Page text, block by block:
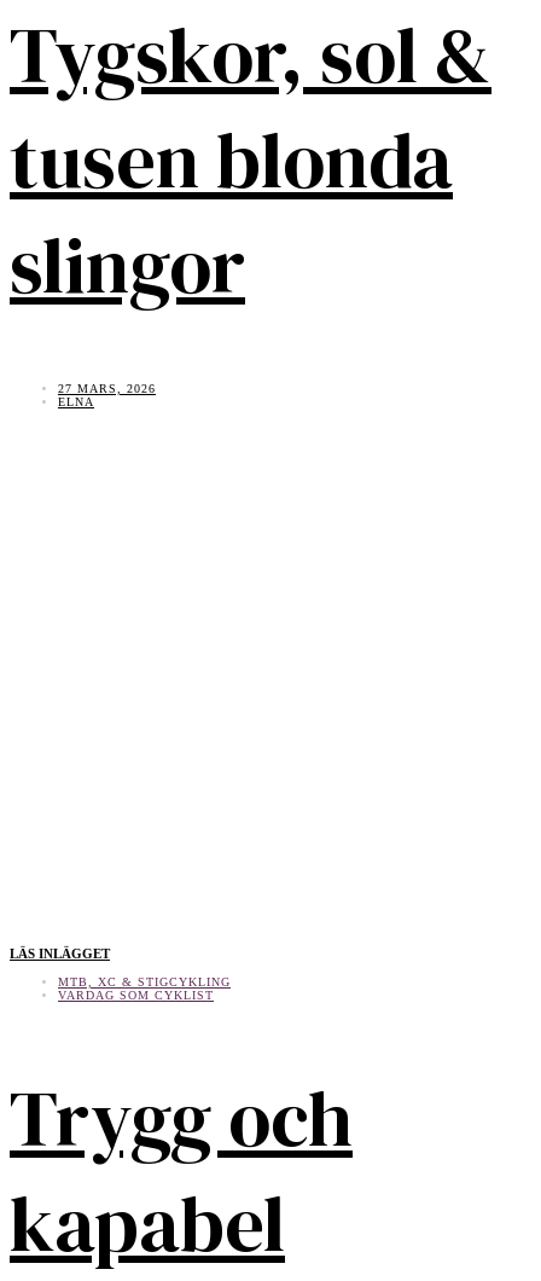
Tygskor, sol &
tusen blonda
slingor
27 MARS, 2026
ELNA
LÄS INLÄGGET
MTB, XC & STIGCYKLING
VARDAG SOM CYKLIST
Trygg och
kapabel